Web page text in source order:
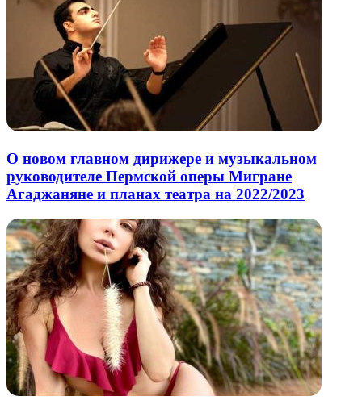
О новом главном дирижере и музыкальном
руководителе Пермской оперы Мигране
Агаджаняне и планах театра на 2022/2023